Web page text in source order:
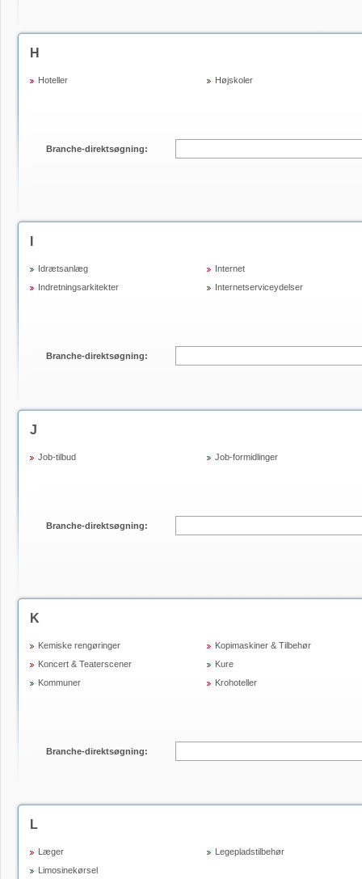
H
Hoteller Højskoler
Branche-direktsøgning:
Idrætsanlæg
Indretningsarkitekter
Internet
Internetserviceydelser
Branche-direktsøgning:
J
Job-tilbud Job-formidlinger
Branche-direktsøgning:
K
Kemiske rengøringer
Koncert & Teaterscener
Kommuner
Kopimaskiner & Tilbehør
Kure
Krohoteller
Branche-direktsøgning:
L
Læger
Limosinekørsel
Legepladstilbehør